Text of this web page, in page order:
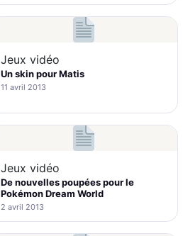
Jeux vidéo
Un skin pour Matis
11 avril 2013
Jeux vidéo
De nouvelles poupées pour le
Pokémon Dream World
2 avril 2013